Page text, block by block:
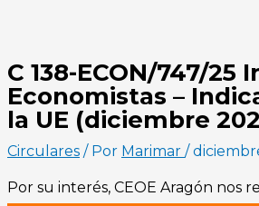
C 138-ECON/747/
Economistas –
la UE (diciembre
Circulares / Por Marimar /
Por su interés, CEOE Aragón nos